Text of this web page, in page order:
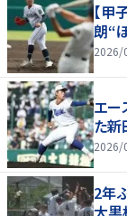
【甲
朗“
2026/
エー
た新
2026/
2年
大黒